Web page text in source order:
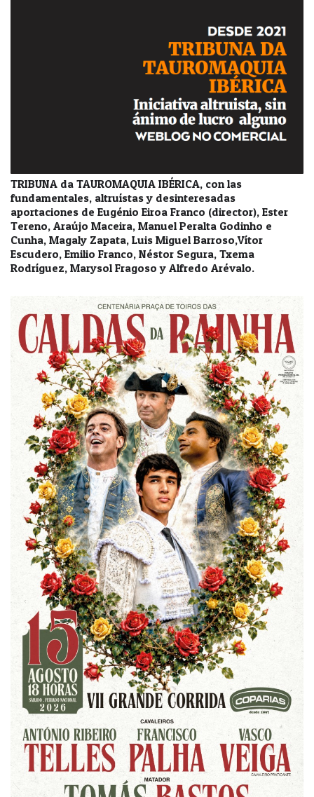
TRIBUNA da TAUROMAQUIA IBÉRICA, con las
fundamentales, altruístas y desinteresadas
aportaciones de Eugénio Eiroa Franco (director), Ester
Tereno, Araújo Maceira, Manuel Peralta Godinho e
Cunha, Magaly Zapata, Luis Miguel Barroso,Vítor
Escudero, Emilio Franco, Néstor Segura, Txema
Rodríguez, Marysol Fragoso y Alfredo Arévalo.